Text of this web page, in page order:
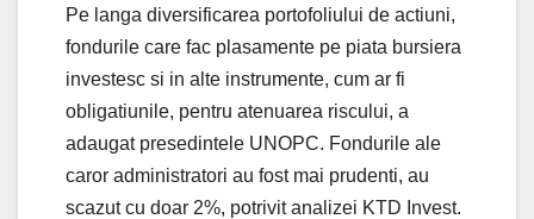
Pe langa diversificarea portofoliului de actiuni,
fondurile care fac plasamente pe piata bursiera
investesc si in alte instrumente, cum ar fi
obligatiunile, pentru atenuarea riscului, a
adaugat presedintele UNOPC. Fondurile ale
caror administratori au fost mai prudenti, au
scazut cu doar 2%, potrivit analizei KTD Invest.